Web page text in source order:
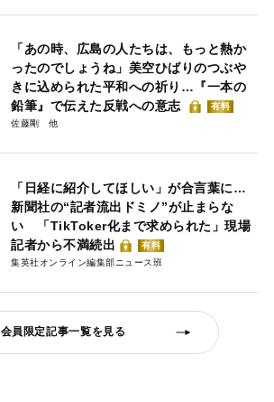
「あの時、広島の人たちは、もっと熱か
ったのでしょうね」美空ひばりのつぶや
きに込められた平和への祈り…『一本の
鉛筆』で伝えた反戦への意志
有料
佐藤剛
「日経に紹介してほしい」が合言葉に…
新聞社の“記者流出ドミノ”が止まらな
い 「TikToker化まで求められた」現場
記者から不満続出
有料
集英社オンライン編集部ニュース班
会員限定記事一覧を見る